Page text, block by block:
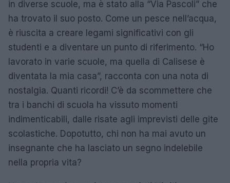
in diverse scuole, ma è stato alla “Via Pascoli” che
ha trovato il suo posto. Come un pesce nell’acqua,
è riuscita a creare legami significativi con gli
studenti e a diventare un punto di riferimento. “Ho
lavorato in varie scuole, ma quella di Calisese è
diventata la mia casa”, racconta con una nota di
nostalgia. Quanti ricordi! C’è da scommettere che
tra i banchi di scuola ha vissuto momenti
indimenticabili, dalle risate agli imprevisti delle gite
scolastiche. Dopotutto, chi non ha mai avuto un
insegnante che ha lasciato un segno indelebile
nella propria vita?